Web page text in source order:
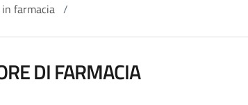
farmacia /
DI FARMACIA